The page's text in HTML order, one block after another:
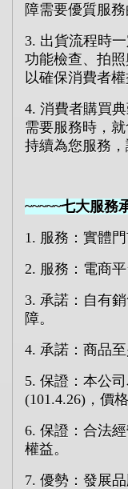
障需要優質服務
3. 出貨流程時
功能檢查、拍
以確保消費者
4. 消費者購買
需要服務時，
持續為您服務，
~~~~~七大服務
1. 服務：實體
2. 服務：電商
3. 承諾：自有
障。
4. 承諾：商品
5. 保證：本公
(101.4.26) ，價
6. 保證：合法
權益。
7. 優勢：發展